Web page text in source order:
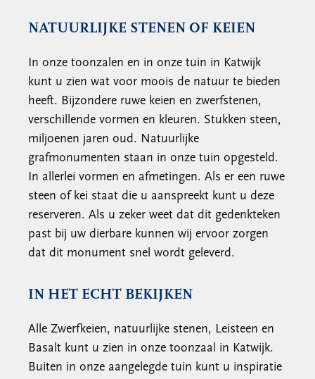
NATUURLIJKE STENEN OF KEIEN
In onze toonzalen en in onze tuin in Katwijk
kunt u zien wat voor moois de natuur te bieden
heeft. Bijzondere ruwe keien en zwerfstenen,
verschillende vormen en kleuren. Stukken steen,
miljoenen jaren oud. Natuurlijke
grafmonumenten staan in onze tuin opgesteld.
In allerlei vormen en afmetingen. Als er een ruwe
steen of kei staat die u aanspreekt kunt u deze
reserveren. Als u zeker weet dat dit gedenkteken
past bij uw dierbare kunnen wij ervoor zorgen
dat dit monument snel wordt geleverd.
IN HET ECHT BEKIJKEN
Alle Zwerfkeien, natuurlijke stenen, Leisteen en
Basalt kunt u zien in onze toonzaal in Katwijk.
Buiten in onze aangelegde tuin kunt u inspiratie